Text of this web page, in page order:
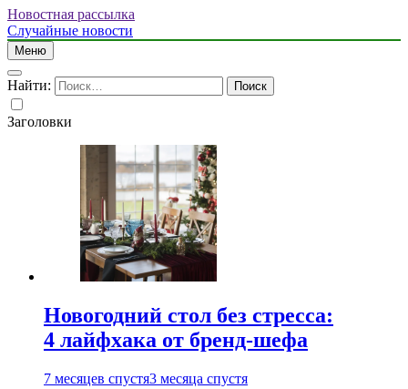
Новостная рассылка
Случайные новости
Меню
Найти:
Заголовки
Новогодний стол без стресса:
4 лайфхака от бренд-шефа
7 месяцев спустя3 месяца спустя